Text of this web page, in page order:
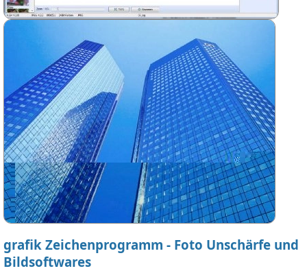
grafik Zeichenprogramm - Foto Unschärfe und
Bildsoftwares